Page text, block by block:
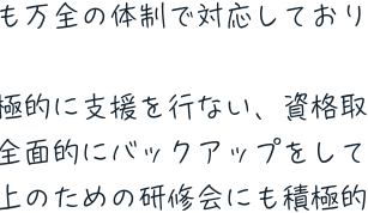
万全の体制で対応しており
的に支援を行ない、資格取
面的にバックアップをして
のための研修会にも積極的